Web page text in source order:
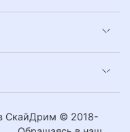
СкайДрим © 2018-